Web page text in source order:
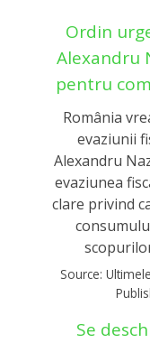
Ordin
Alexandru
pentru
România
evaziunii
Alexandru
evaziunea
clare privind
Source:
Se